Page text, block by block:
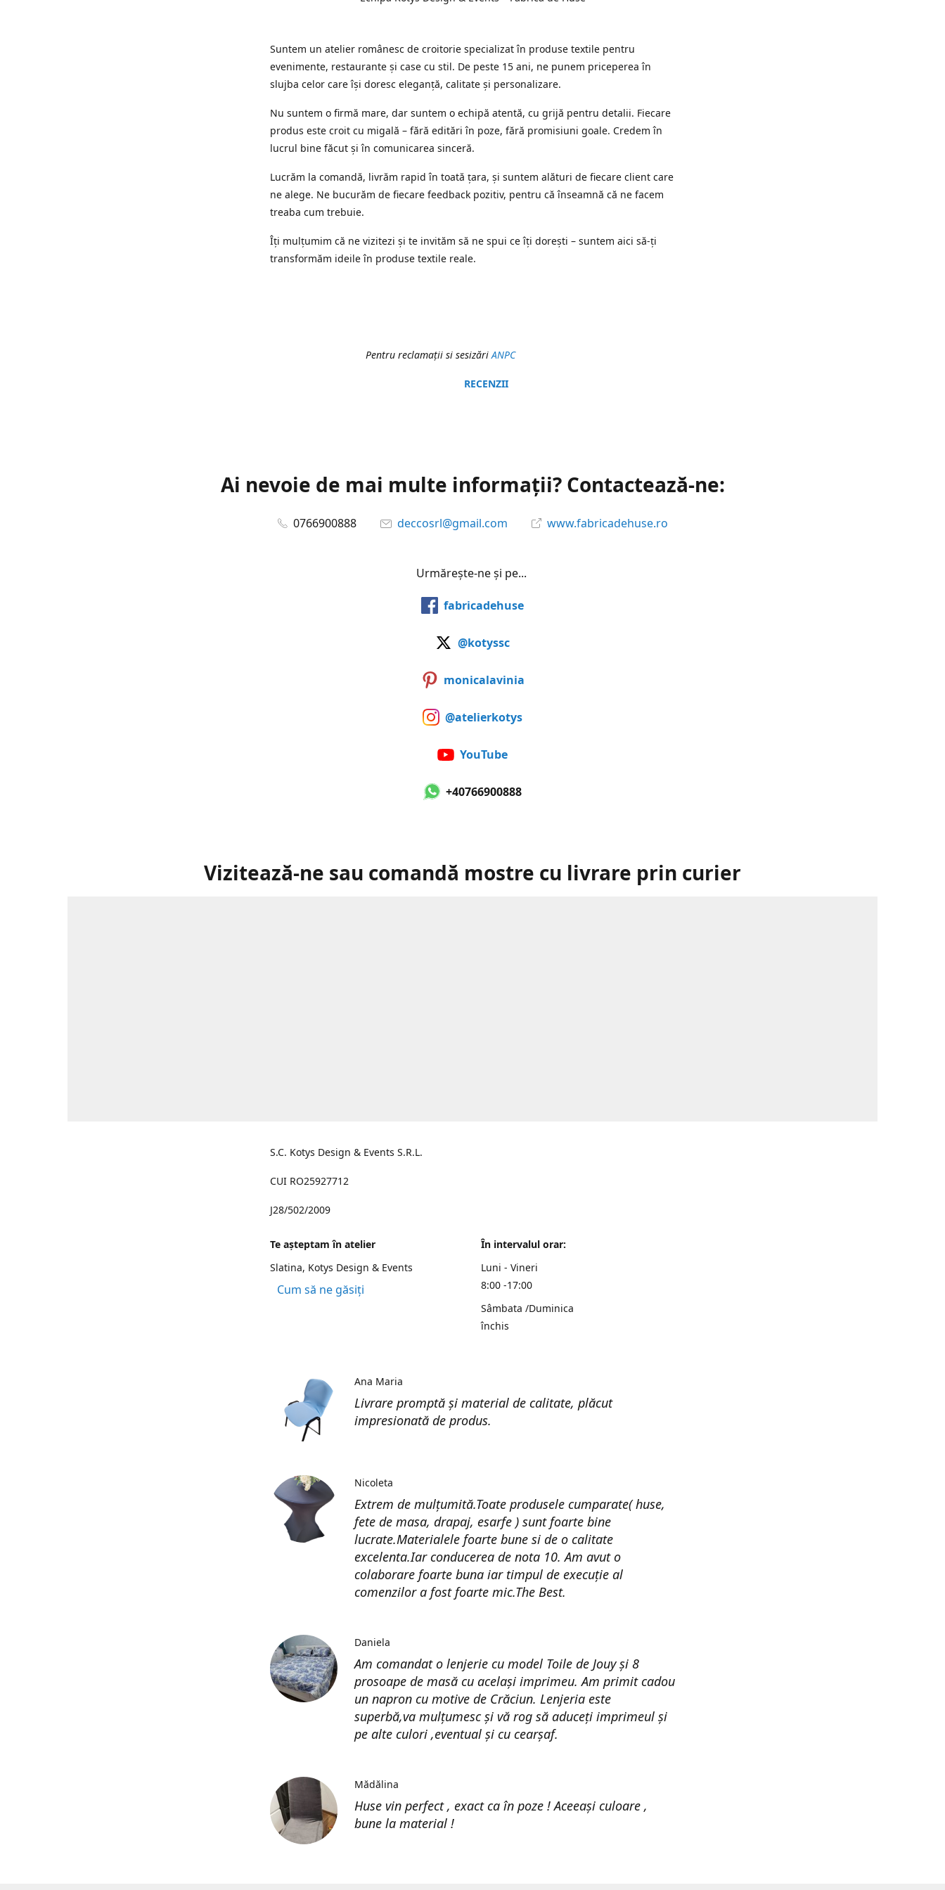
Suntem un atelier românesc de croitorie specializat în produse textile pentru
evenimente, restaurante și case cu stil. De peste 15 ani, ne punem priceperea în
slujba celor care își doresc eleganță, calitate și personalizare.
Nu suntem o firmă mare, dar suntem o echipă atentă, cu grijă pentru detalii. Fiecare
produs este croit cu migală – fără editări în poze, fără promisiuni goale. Credem în
lucrul bine făcut și în comunicarea sinceră.
Lucrăm la comandă, livrăm rapid în toată țara, și suntem alături de fiecare client care
ne alege. Ne bucurăm de fiecare feedback pozitiv, pentru că înseamnă că ne facem
treaba cum trebuie.
Îți mulțumim că ne vizitezi și te invităm să ne spui ce îți dorești – suntem aici să-ți
transformăm ideile în produse textile reale.
Pentru reclamaţii si sesizăriANPC
RECENZII
Ai nevoie de mai multe informații? Contactează-ne:
0766900888 deccosrl@gmail.com www.fabricadehuse.ro
Urmărește-ne și pe...
fabricadehuse
@kotyssc
monicalavinia
@atelierkotys
YouTube
+40766900888
Vizitează-ne sau comandă mostre cu livrare prin curier
S.C. Kotys Design & Events S.R.L.
CUI RO25927712
J28/502/2009
Te aşteptam în atelier
Slatina, Kotys Design & Events
Cum să ne găsiți
În intervalul orar:
Luni - Vineri
8:00 -17:00
Sâmbata /Duminica
închis
Livrare promptă și material de calitate, plăcut
impresionată de produs.
Ana Maria
Extrem de mulțumită.Toate produsele cumparate( huse,
fete de masa, drapaj, esarfe ) sunt foarte bine
lucrate.Materialele foarte bune si de o calitate
excelenta.Iar conducerea de nota 10. Am avut o
colaborare foarte buna iar timpul de execuție al
comenzilor a fost foarte mic.The Best.
Nicoleta
Am comandat o lenjerie cu model Toile de Jouy și 8
prosoape de masă cu același imprimeu. Am primit cadou
un napron cu motive de Crăciun. Lenjeria este
superbă,va mulțumesc și vă rog să aduceți imprimeul și
pe alte culori ,eventual și cu cearșaf.
Daniela
Huse vin perfect , exact ca în poze ! Aceeași culoare ,
bune la material !
Mădălina